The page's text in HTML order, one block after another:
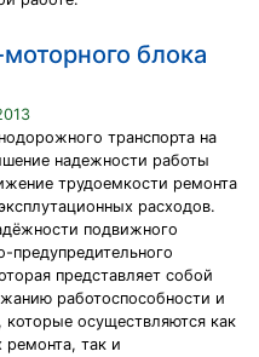
блока
транспорта на
надежности работы
трудоемкости ремонта
расходов.
подвижного
предупредительного
представляет собой
работоспособности и
которые осуществляются как
ремонта, так и